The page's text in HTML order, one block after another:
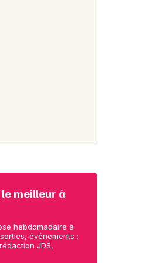
meilleur à
hebdomadaire à
événements :
JDS,